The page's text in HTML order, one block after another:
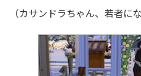
（カサンドラちゃん、若者に